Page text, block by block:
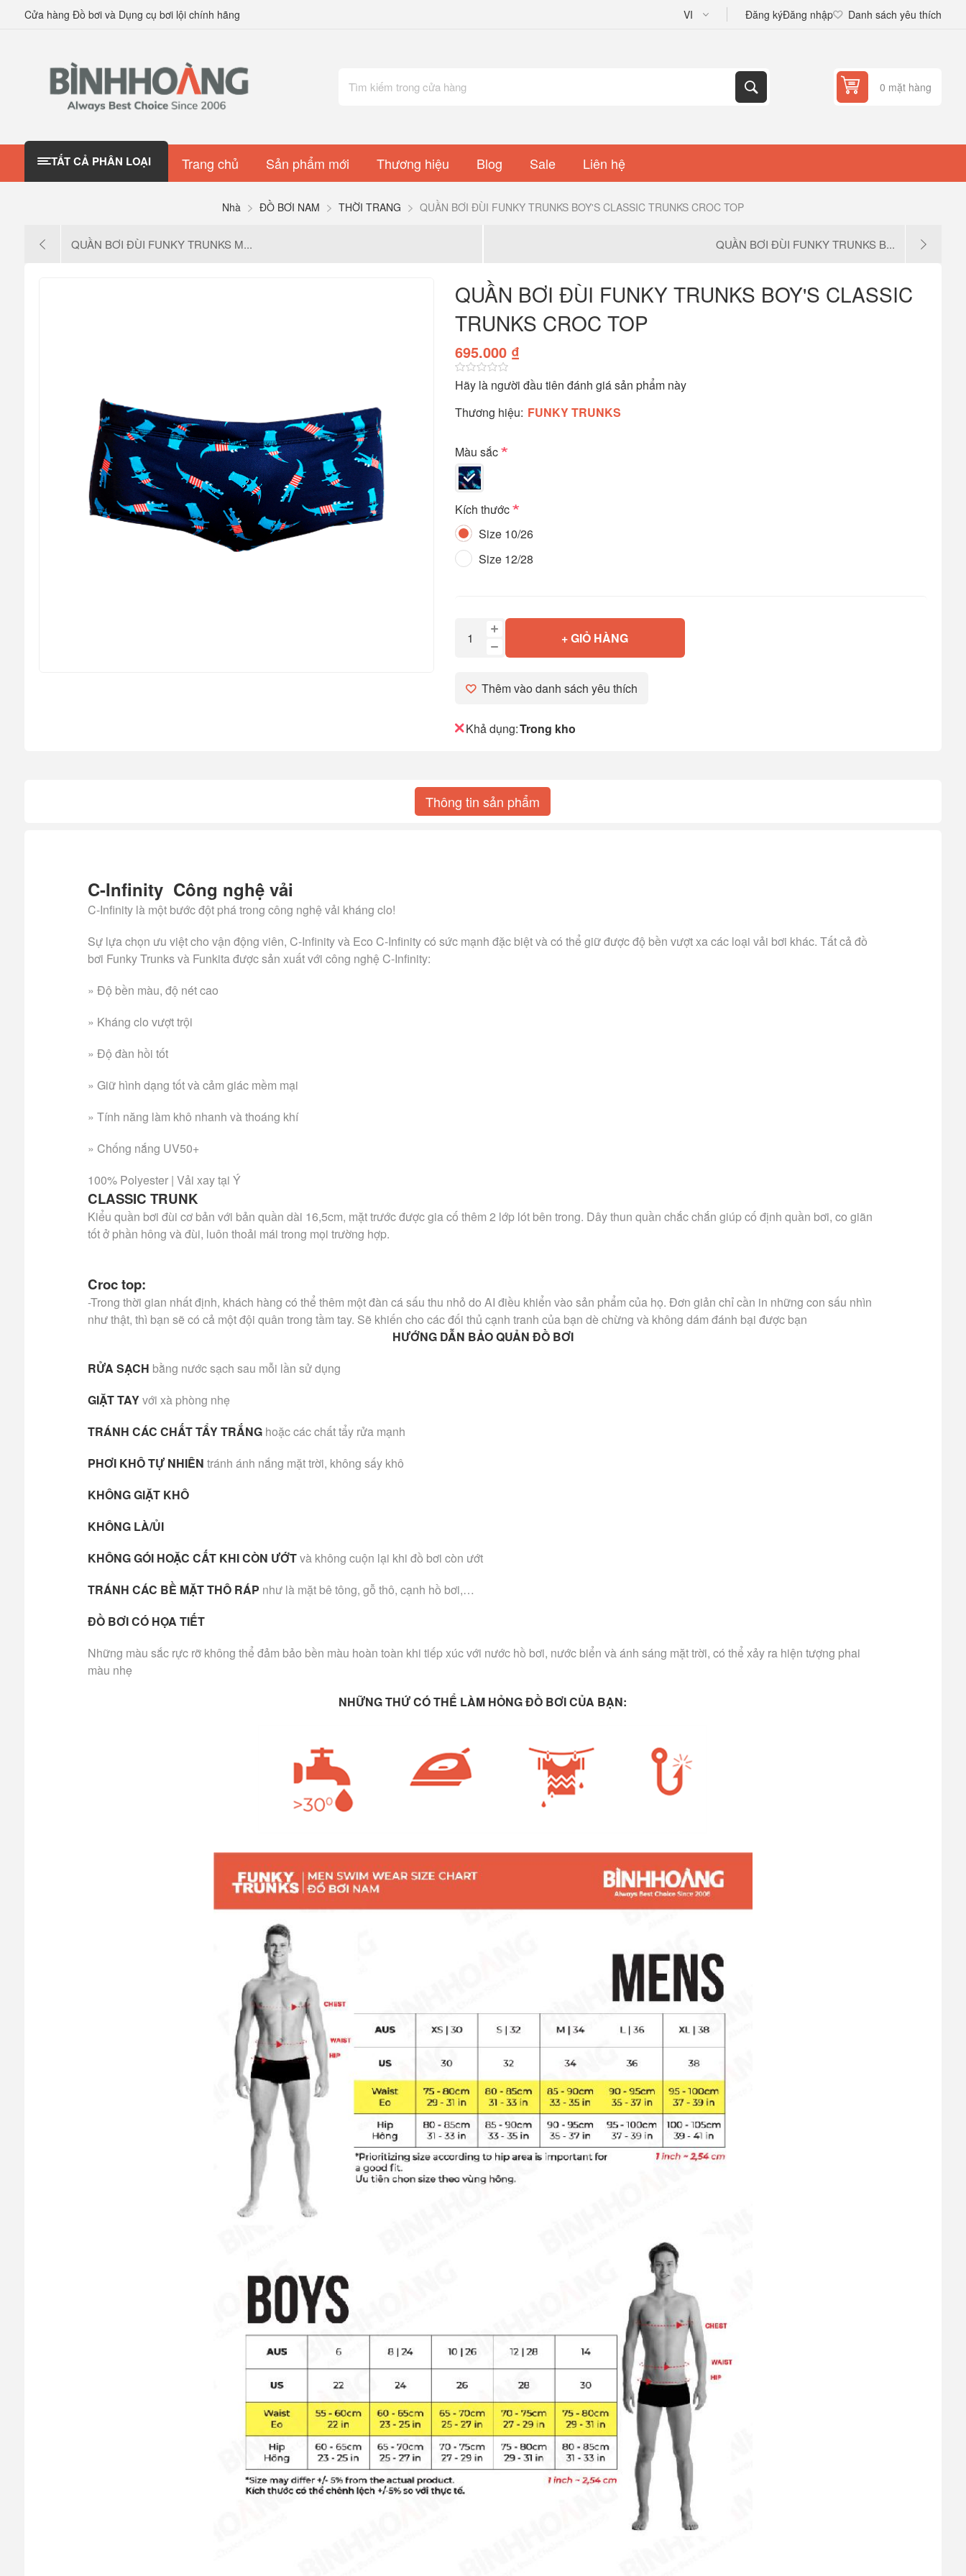
Cửa hàng Đồ bơi và Dụng cụ bơi lội chính hãng Đăng kýĐăng nhập Danh sách yêu thích
0 mặt hàng
TẤT CẢ PHÂN LOẠI Trang chủ Sản phẩm mới Thương hiệu Blog Sale Liên hệ
Nhà ĐỒ BƠI NAM THỜI TRANG QUẦN BƠI ĐÙI FUNKY TRUNKS BOY'S CLASSIC TRUNKS CROC TOP
QUẦN BƠI ĐÙI FUNKY TRUNKS M... QUẦN BƠI ĐÙI FUNKY TRUNKS B...
QUẦN BƠI ĐÙI FUNKY TRUNKS BOY'S CLASSIC
TRUNKS CROC TOP
695.000 ₫
Hãy là người đầu tiên đánh giá sản phẩm này
Thương hiệu: FUNKY TRUNKS
Màu sắc*
Kích thước*
Size 10/26
Size 12/28
+ GIỎ HÀNG
Thêm vào danh sách yêu thích
Khả dụng:Trong kho
Thông tin sản phẩm
C-Infinity Công nghệ vải
C-Infinity là một bước đột phá trong công nghệ vải kháng clo!
Sự lựa chọn ưu việt cho vận động viên, C-Infinity và Eco C-Infinity có sức mạnh đặc biệt và có thể giữ được độ bền vượt xa các loại vải bơi khác. Tất cả đồ
bơi Funky Trunks và Funkita được sản xuất với công nghệ C-Infinity:
» Độ bền màu, độ nét cao
» Kháng clo vượt trội
» Độ đàn hồi tốt
» Giữ hình dạng tốt và cảm giác mềm mại
» Tính năng làm khô nhanh và thoáng khí
» Chống nắng UV50+
100% Polyester | Vải xay tại Ý
CLASSIC TRUNK
Kiểu quần bơi đùi cơ bản với bản quần dài 16,5cm, mặt trước được gia cố thêm 2 lớp lót bên trong. Dây thun quần chắc chắn giúp cố định quần bơi, co giãn
tốt ở phần hông và đùi, luôn thoải mái trong mọi trường hợp.
Croc top:
-Trong thời gian nhất định, khách hàng có thể thêm một đàn cá sấu thu nhỏ do AI điều khiển vào sản phẩm của họ. Đơn giản chỉ cần in những con sấu nhìn
như thật, thì bạn sẽ có cả một đội quân trong tầm tay. Sẽ khiến cho các đối thủ cạnh tranh của bạn dè chừng và không dám đánh bại được bạn
HƯỚNG DẪN BẢO QUẢN ĐỒ BƠI
RỬA SẠCH bằng nước sạch sau mỗi lần sử dụng
GIẶT TAYvới xà phòng nhẹ
TRÁNH CÁC CHẤT TẨY TRẮNGhoặc các chất tẩy rửa mạnh
PHƠI KHÔ TỰ NHIÊN tránh ánh nắng mặt trời, không sấy khô
KHÔNG GIẶT KHÔ
KHÔNG LÀ/ỦI
KHÔNG GÓI HOẶC CẤT KHI CÒN ƯỚTvà không cuộn lại khi đồ bơi còn ướt
TRÁNH CÁC BỀ MẶT THÔ RÁP như là mặt bê tông, gỗ thô, cạnh hồ bơi,…
ĐỒ BƠI CÓ HỌA TIẾT
Những màu sắc rực rỡ không thể đảm bảo bền màu hoàn toàn khi tiếp xúc với nước hồ bơi, nước biển và ánh sáng mặt trời, có thể xảy ra hiện tượng phai
màu nhẹ
NHỮNG THỨ CÓ THỂ LÀM HỎNG ĐỒ BƠI CỦA BẠN: